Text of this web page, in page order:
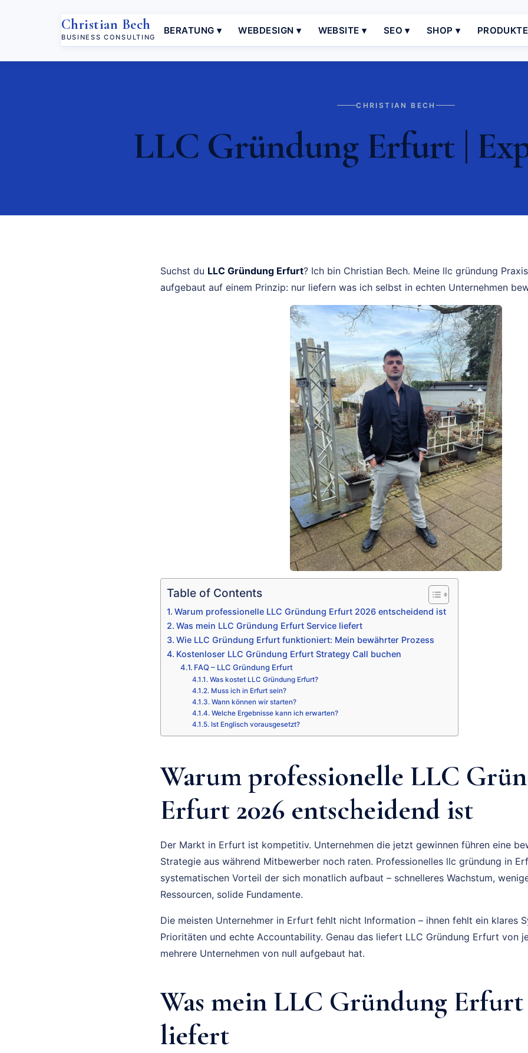
Christian Bech
BUSINESS CONSULTING
BERATUNG ▾ WEBDESIGN ▾ WEBSITE ▾ SEO ▾ SHOP ▾ PRODUKTE
CHRISTIAN BECH
LLC Gründung Erfurt |
Suchst du LLC Gründung Erfurt? Ich bin Christian Bech. Meine llc gründung
aufgebaut auf einem Prinzip: nur liefern was ich selbst in echten Unternehmen
Table of Contents
Warum professionelle LLC Gründung Erfurt 2026 entscheidend ist
Was mein LLC Gründung Erfurt Service liefert
Wie LLC Gründung Erfurt funktioniert: Mein bewährter Prozess
Kostenloser LLC Gründung Erfurt Strategy Call buchen
FAQ – LLC Gründung Erfurt
Was kostet LLC Gründung Erfurt?
Muss ich in Erfurt sein?
Wann können wir starten?
Welche Ergebnisse kann ich erwarten?
Ist Englisch vorausgesetzt?
Warum professionelle LLC
Erfurt 2026 entscheidend ist
Der Markt in Erfurt ist kompetitiv. Unternehmen die jetzt gewinnen führen eine
Strategie aus während Mitbewerber noch raten. Professionelles llc gründung in
systematischen Vorteil der sich monatlich aufbaut – schnelleres Wachstum,
Ressourcen, solide Fundamente.
Die meisten Unternehmer in Erfurt fehlt nicht Information – ihnen fehlt ein klares
Prioritäten und echte Accountability. Genau das liefert LLC Gründung Erfurt von
mehrere Unternehmen von null aufgebaut hat.
Was mein LLC Gründung Erfurt
liefert